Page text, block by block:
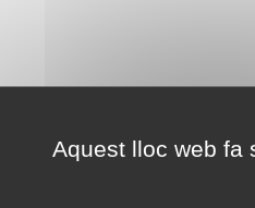
Aquest lloc web fa